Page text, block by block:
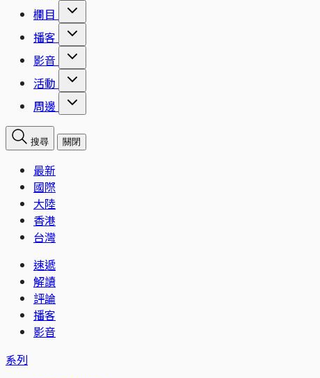
欄目
播客
影音
活動
周邊
搜尋 關閉
最新
國際
大陸
香港
台灣
速遞
解讀
評論
播客
影音
系列